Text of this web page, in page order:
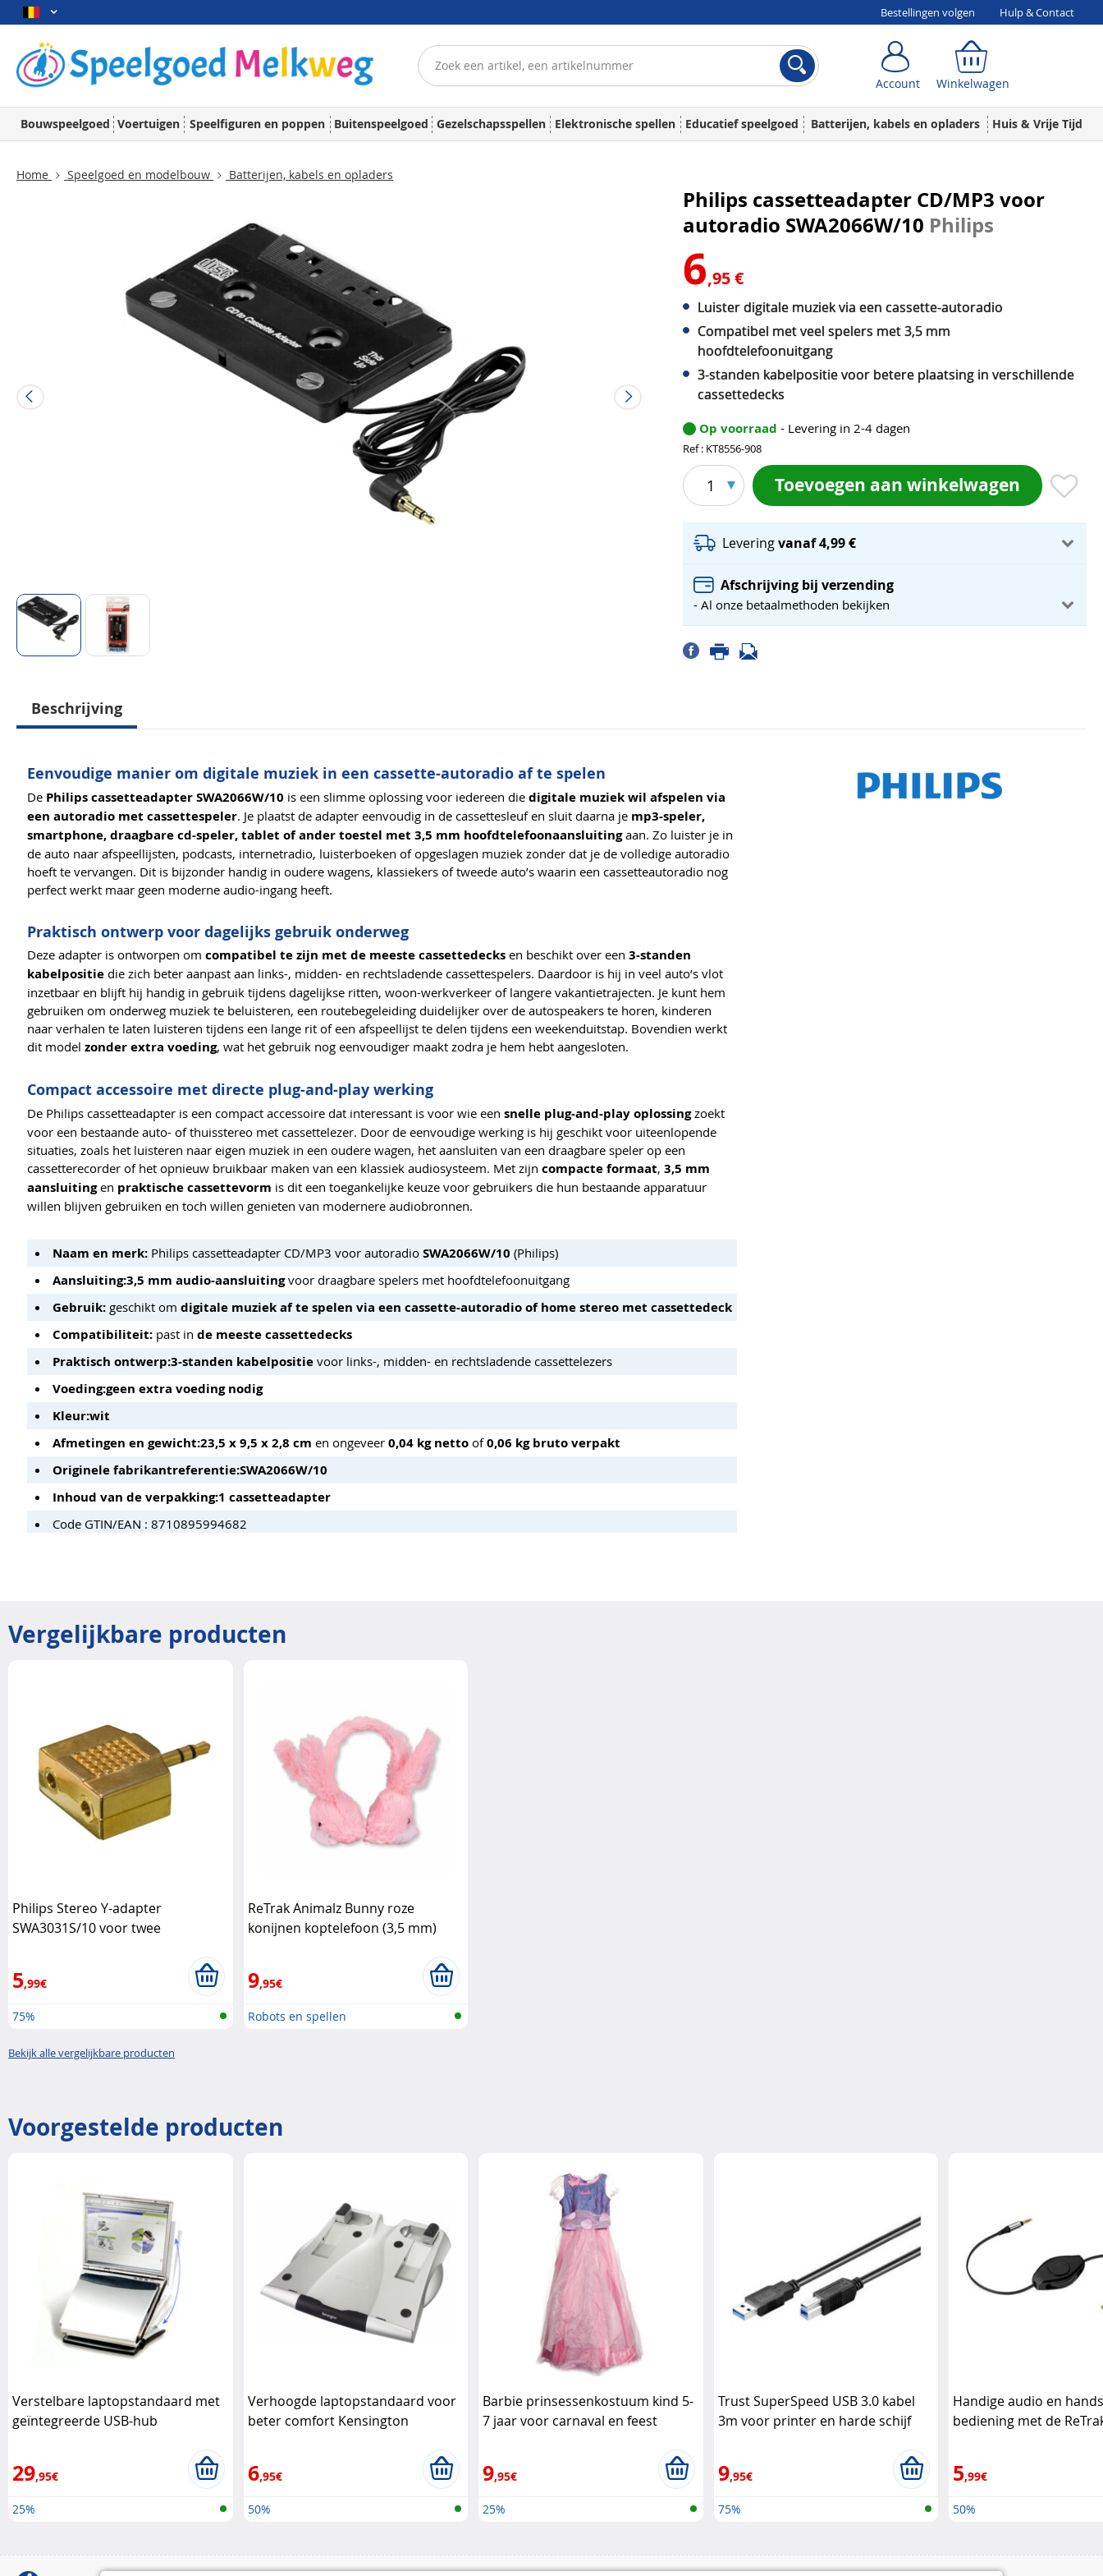
Bestellingen volgen Hulp & Contact
Account Winkelwagen
Bouwspeelgoed Voertuigen Speelfiguren en poppen Buitenspeelgoed Gezelschapsspellen Elektronische spellen Educatief speelgoed Batterijen, kabels en opladers Huis & Vrije Tijd
Home Speelgoed en modelbouw Batterijen, kabels en opladers
Philips cassetteadapter CD/MP3 voor
autoradio SWA2066W/10 Philips
6,95 €
Luister digitale muziek via een cassette-autoradio
Compatibel met veel spelers met 3,5 mm
hoofdtelefoonuitgang
3-standen kabelpositie voor betere plaatsing in verschillende
cassettedecks
Op voorraad - Levering in 2-4 dagen
Ref : KT8556-908
1 Toevoegen aan winkelwagen
Leveringvanaf 4,99 €
Afschrijving bij verzending
- Al onze betaalmethoden bekijken
Beschrijving
Eenvoudige manier om digitale muziek in een cassette-autoradio af te spelen
De Philips cassetteadapter SWA2066W/10 is een slimme oplossing voor iedereen die digitale muziek wil afspelen via
een autoradio met cassettespeler. Je plaatst de adapter eenvoudig in de cassettesleuf en sluit daarna je mp3-speler,
smartphone, draagbare cd-speler, tablet of ander toestel met 3,5 mm hoofdtelefoonaansluitingaan. Zo luister je in
de auto naar afspeellijsten, podcasts, internetradio, luisterboeken of opgeslagen muziek zonder dat je de volledige autoradio
hoeft te vervangen. Dit is bijzonder handig in oudere wagens, klassiekers of tweede auto’s waarin een cassetteautoradio nog
perfect werkt maar geen moderne audio-ingang heeft.
Praktisch ontwerp voor dagelijks gebruik onderweg
Deze adapter is ontworpen om compatibel te zijn met de meeste cassettedecks en beschikt over een 3-standen
kabelpositie die zich beter aanpast aan links-, midden- en rechtsladende cassettespelers. Daardoor is hij in veel auto’s vlot
inzetbaar en blijft hij handig in gebruik tijdens dagelijkse ritten, woon-werkverkeer of langere vakantietrajecten. Je kunt hem
gebruiken om onderweg muziek te beluisteren, een routebegeleiding duidelijker over de autospeakers te horen, kinderen
naar verhalen te laten luisteren tijdens een lange rit of een afspeellijst te delen tijdens een weekenduitstap. Bovendien werkt
dit model zonder extra voeding, wat het gebruik nog eenvoudiger maakt zodra je hem hebt aangesloten.
Compact accessoire met directe plug-and-play werking
De Philips cassetteadapter is een compact accessoire dat interessant is voor wie een snelle plug-and-play oplossingzoekt
voor een bestaande auto- of thuisstereo met cassettelezer. Door de eenvoudige werking is hij geschikt voor uiteenlopende
situaties, zoals het luisteren naar eigen muziek in een oudere wagen, het aansluiten van een draagbare speler op een
cassetterecorder of het opnieuw bruikbaar maken van een klassiek audiosysteem. Met zijn compacte formaat, 3,5 mm
aansluitingen praktische cassettevorm is dit een toegankelijke keuze voor gebruikers die hun bestaande apparatuur
willen blijven gebruiken en toch willen genieten van modernere audiobronnen.
Naam en merk: Philips cassetteadapter CD/MP3 voor autoradio SWA2066W/10 (Philips)
Aansluiting:3,5 mm audio-aansluitingvoor draagbare spelers met hoofdtelefoonuitgang
Gebruik: geschikt om digitale muziek af te spelen via een cassette-autoradio of home stereo met cassettedeck
Compatibiliteit: past in de meeste cassettedecks
Praktisch ontwerp:3-standen kabelpositie voor links-, midden- en rechtsladende cassettelezers
Voeding:geen extra voeding nodig
Kleur:wit
Afmetingen en gewicht:23,5 x 9,5 x 2,8 cm en ongeveer 0,04 kg netto of0,06 kg bruto verpakt
Originele fabrikantreferentie:SWA2066W/10
Inhoud van de verpakking:1 cassetteadapter
Code GTIN/EAN : 8710895994682
Vergelijkbare producten
Philips Stereo Y-adapter
SWA3031S/10 voor twee
5,99€
75%
ReTrak Animalz Bunny roze
konijnen koptelefoon (3,5 mm)
9,95€
Robots en spellen
Bekijk alle vergelijkbare producten
Voorgestelde producten
Verstelbare laptopstandaard met
geïntegreerde USB-hub
29,95€
25%
Verhoogde laptopstandaard voor
beter comfort Kensington
6,95€
50%
Barbie prinsessenkostuum kind 5-
7 jaar voor carnaval en feest
9,95€
25%
Trust SuperSpeed USB 3.0 kabel
3m voor printer en harde schijf
9,95€
75%
Handige audio en
bediening met de
5,99€
50%
Account Winkelwagen